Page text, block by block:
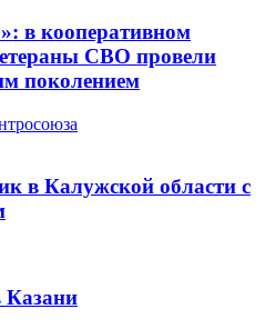
в кооперативном
СВО провели
поколением
в Калужской области с
Казани